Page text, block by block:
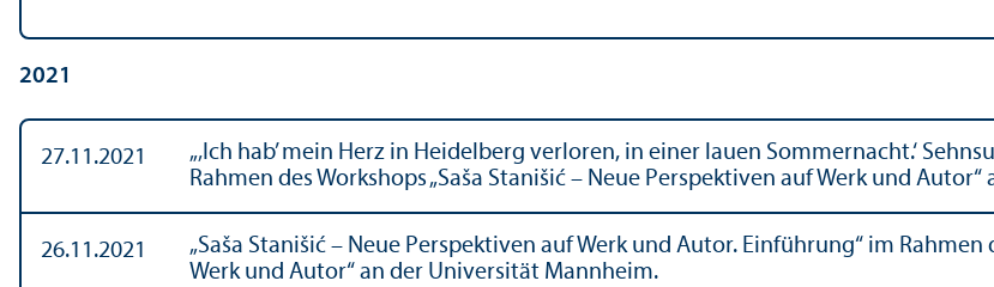
2021
27.11.2021 „‚Ich hab’ mein Herz in Heidelberg verloren, in einer lauen Sommernacht.‘
Rahmen des Workshops „Saša Stanišić – Neue Perspektiven auf Werk und
26.11.2021
„Saša Stanišić – Neue Perspektiven auf Werk und Autor. Einführung“ im Rahmen
Werk und Autor“ an der Universität Mannheim.